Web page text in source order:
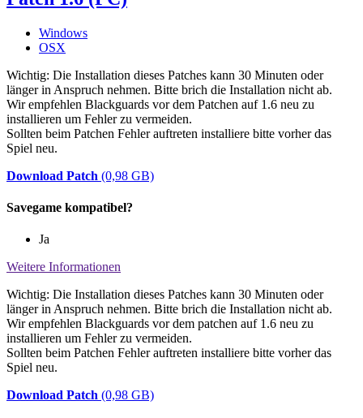
Windows
OSX
Wichtig: Die Installation dieses Patches kann 30 Minuten oder
länger in Anspruch nehmen. Bitte brich die Installation nicht ab.
Wir empfehlen Blackguards vor dem Patchen auf 1.6 neu zu
installieren um Fehler zu vermeiden.
Sollten beim Patchen Fehler auftreten installiere bitte vorher das
Spiel neu.
Download Patch (0,98 GB)
Savegame kompatibel?
Ja
Weitere Informationen
Wichtig: Die Installation dieses Patches kann 30 Minuten oder
länger in Anspruch nehmen. Bitte brich die Installation nicht ab.
Wir empfehlen Blackguards vor dem patchen auf 1.6 neu zu
installieren um Fehler zu vermeiden.
Sollten beim Patchen Fehler auftreten installiere bitte vorher das
Spiel neu.
Download Patch (0,98 GB)